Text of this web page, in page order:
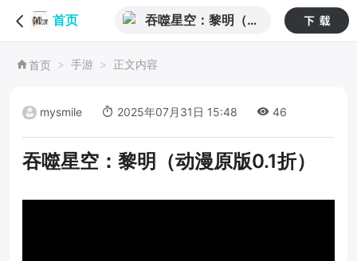
首页
吞噬星空：黎明（动
首页 手游 正文内容
mysmile 2025年07月31日 15:48 46
吞噬星空：黎明（动漫原版0.1折）